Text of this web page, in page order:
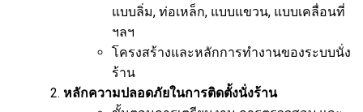
แบบลิ่ม, ท่อเหล็ก, แบบแขวน, แบบเคลื่อนที่
ฯลฯ
โครงสร้างและหลักการทำงานของระบบนั่ง
ร้าน
หลักความปลอดภัยในการติดตั้งนั่งร้าน